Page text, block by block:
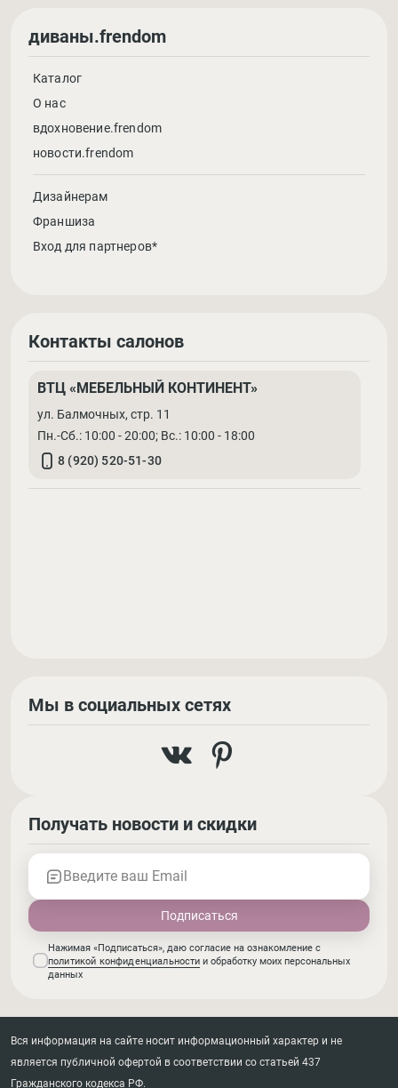
диваны.frendom
Каталог
О нас
вдохновение.frendom
новости.frendom
Дизайнерам
Франшиза
Вход для партнеров*
Контакты салонов
ВТЦ «МЕБЕЛЬНЫЙ КОНТИНЕНТ»
ул. Балмочных, стр. 11
Пн.-Сб.: 10:00 - 20:00; Вс.: 10:00 - 18:00
8 (920) 520-51-30
Мы в социальных сетях
Получать новости и скидки
Введите ваш Email
Нажимая «Подписаться», даю согласие на ознакомление с
политикой конфиденциальности и обработку моих персональных
данных
Вся информация на сайте носит информационный характер и не
является публичной офертой в соответствии со статьей 437
Гражданского кодекса РФ.